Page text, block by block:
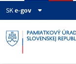
SKe-gov